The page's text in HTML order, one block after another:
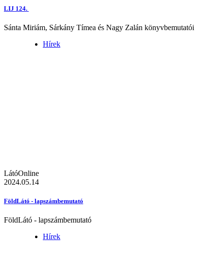
LIJ 124.
Sánta Miriám, Sárkány Tímea és Nagy Zalán könyvbemutatói
Hírek
LátóOnline
2024.05.14
FöldLátó - lapszámbemutató
FöldLátó - lapszámbemutató
Hírek